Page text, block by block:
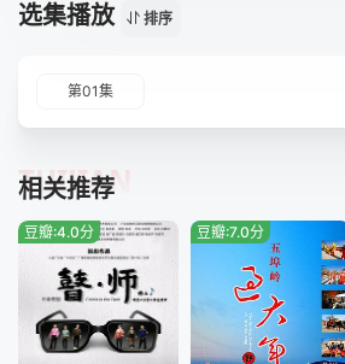
选集播放 排序
第01集
相关推荐
TUIJIAN
豆瓣:4.0分 豆瓣:7.0分